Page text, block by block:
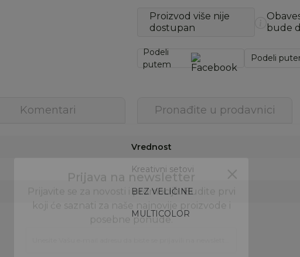
Proizvod više nije
dostupan
bude
Podeli
putem
Podeli
Komentari Pronađite u prodavnici
Vrednost
Kreativni setovi
BEZ VELIČINE
MULTICOLOR